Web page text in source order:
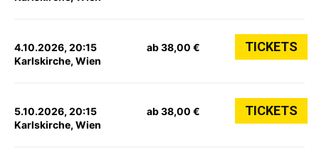
4.10.2026, 20:15
Karlskirche, Wien
ab 38,00 € TICKETS
5.10.2026, 20:15
Karlskirche, Wien
ab 38,00 € TICKETS